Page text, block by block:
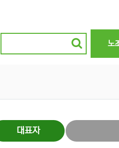
노
대표자